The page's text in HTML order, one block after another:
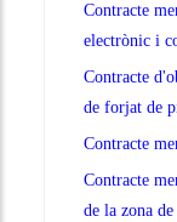
Contracte
electrònic i
Contracte
de forjat de
Contracte
Contracte
de la zona